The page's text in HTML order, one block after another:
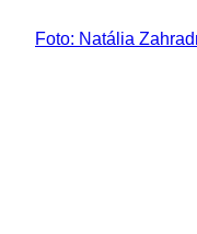
Foto: Natália